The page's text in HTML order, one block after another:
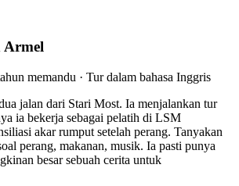
Armel
memandu · Tur dalam bahasa Inggris
jalan dari Stari Most. Ia menjalankan tur
ia bekerja sebagai pelatih di LSM
akar rumput setelah perang. Tanyakan
perang, makanan, musik. Ia pasti punya
besar sebuah cerita untuk